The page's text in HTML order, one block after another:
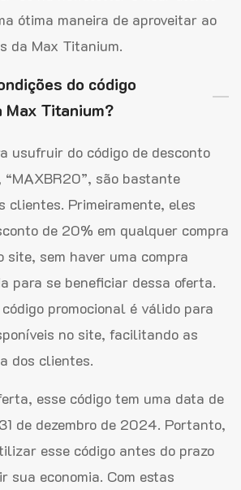
ótima maneira de aproveitar ao
da Max Titanium.
do código
Max Titanium?
usufruir do código de desconto
são bastante
clientes. Primeiramente, eles
de 20% em qualquer compra
site, sem haver uma compra
para se beneficiar dessa oferta.
promocional é válido para
no site, facilitando as
dos clientes.
esse código tem uma data de
de dezembro de 2024. Portanto,
esse código antes do prazo
sua economia. Com estas